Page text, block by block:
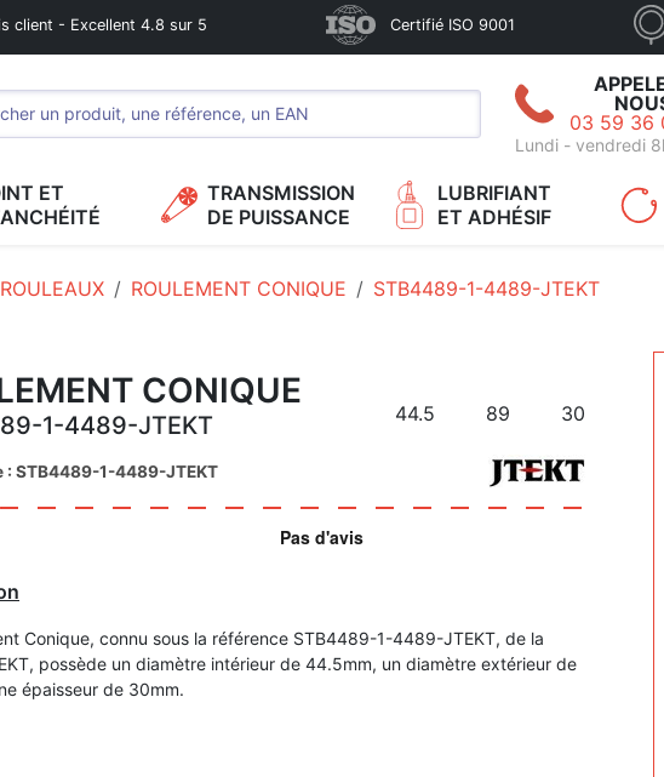
client - Excellent 4.8 sur 5 Certifié ISO 9001
03 59 36
Lundi - vendredi
ET
TRANSMISSION
DE PUISSANCE
LUBRIFIANT
ET ADHÉSIF
ROULEMENT CONIQUE STB4489-1-4489-JTEKT
CONIQUE
1-4489-JTEKT 44.5 89 30
: STB4489-1-4489-JTEKT
Conique, connu sous la référence STB4489-1-4489-JTEKT, de la
possède un diamètre intérieur de 44.5mm, un diamètre extérieur de
épaisseur de 30mm.